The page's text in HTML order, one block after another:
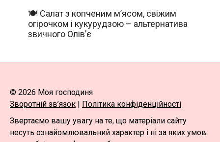
🍽️ Салат з копченим м’ясом, свіжим
огірочком і кукурудзою – альтернатива
звичного Олів’є
© 2026 Моя господиня
Зворотній зв’язок | Політика конфіденційності
Звертаємо вашу увагу на те, що матеріали сайту
несуть ознайомлювальний характер і ні за яких умов